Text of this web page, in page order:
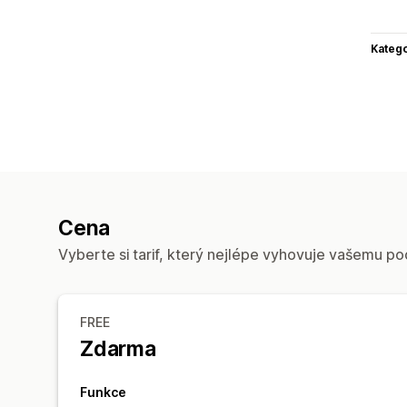
Cena
Vyberte si tarif, který nejlépe vyhovuje vašemu
FREE
Zdarma
Funkce